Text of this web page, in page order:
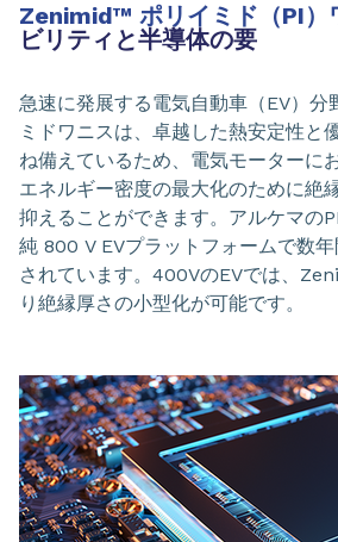
Zenimid™ ポリイミド（PI）
ビリティと半導体の要
急速に発展する電気自動車（EV）分
ミドワニスは、卓越した熱安定性と
ね備えているため、電気モーターに
エネルギー密度の最大化のために絶
抑えることができます。アルケマの
純 800 V EVプラットフォームで数
されています。400VのEVでは、
り絶縁厚さの小型化が可能です。